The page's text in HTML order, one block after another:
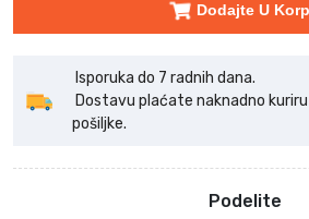
Dodajte U
Isporuka do 7 radnih dana.
Dostavu plaćate naknadno
pošiljke.
Podelite